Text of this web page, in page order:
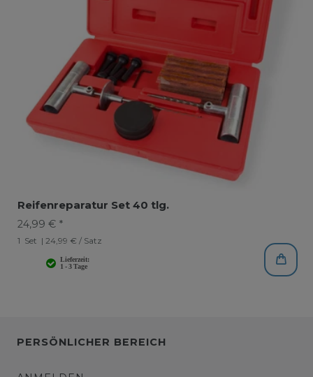
Reifenreparatur Set 40 tlg.
24,99 € *
1 Set | 24,99 € / Satz
PERSÖNLICHER BEREICH